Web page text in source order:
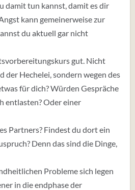
damit tun kannst, damit es dir
kann gemeinerweise zur
du aktuell gar nicht
gut. Nicht
der Hechelei, sondern wegen des
für dich? Würden Gespräche
entlasten? Oder einer
Partners? Findest du dort ein
Denn das sind die Dinge,
Probleme sich legen
in die endphase der